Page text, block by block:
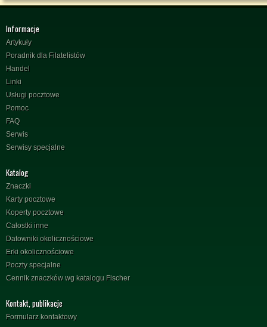
Informacje
Artykuły
Poradnik dla Filatelistów
Handel
Linki
Usługi pocztowe
Pomoc
FAQ
Serwis
Serwisy specjalne
Katalog
Znaczki
Karty pocztowe
Koperty pocztowe
Całostki inne
Datowniki okolicznościowe
Erki okolicznościowe
Poczty specjalne
Cennik znaczków wg katalogu Fischer
Kontakt, publikacje
Formularz kontaktowy